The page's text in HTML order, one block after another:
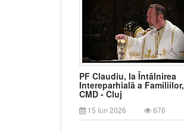
PF Claudiu, la Întâlnirea
Intereparhială a Familiilor,
CMD - Cluj
15 Iun 2026 676